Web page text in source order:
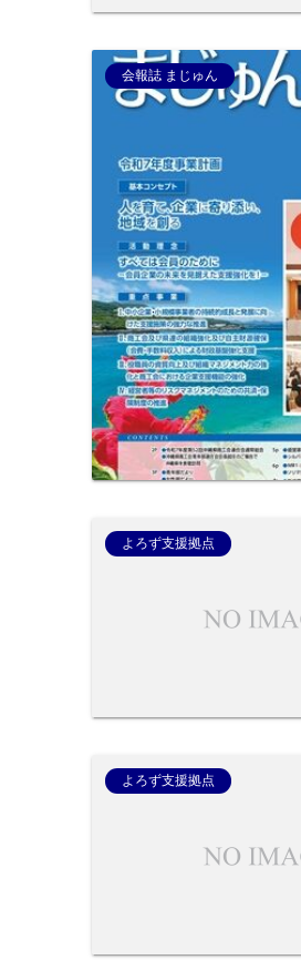
会報誌 まじゅん
よろず支援拠点
よろず支援拠点